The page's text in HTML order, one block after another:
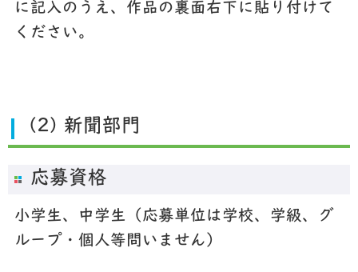
に記入のうえ、作品の裏面右下に貼り付けて
ください。
(2) 新聞部門
応募資格
小学生、中学生（応募単位は学校、学級、グ
ループ・個人等問いません）